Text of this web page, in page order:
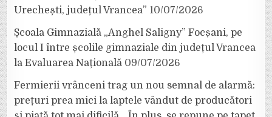
Urechești, județul Vrancea” 10/07/2026
Școala Gimnazială „Anghel Saligny” Focșani, pe
locul I între școlile gimnaziale din județul Vrancea
la Evaluarea Națională 09/07/2026
Fermierii vrânceni trag un nou semnal de alarmă:
prețuri prea mici la laptele vândut de producători